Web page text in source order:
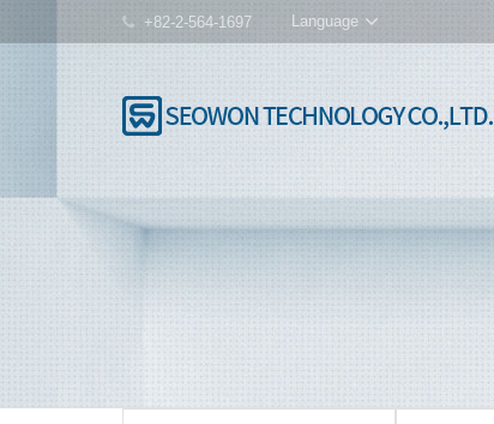
+82-2-564-1697 Language